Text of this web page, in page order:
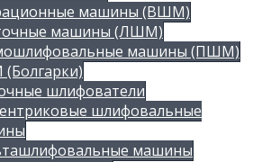
машины (ВШМ)
машины (ЛШМ)
машины (ПШМ)
шлифователи
шлифовальные
машины